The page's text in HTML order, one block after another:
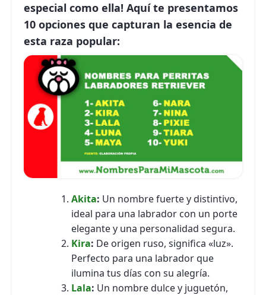
especial como ella! Aquí te presentamos
10 opciones que capturan la esencia de
esta raza popular:
Akita: Un nombre fuerte y distintivo,
ideal para una labrador con un porte
elegante y una personalidad segura.
Kira: De origen ruso, significa «luz».
Perfecto para una labrador que
ilumina tus días con su alegría.
Lala: Un nombre dulce y juguetón,